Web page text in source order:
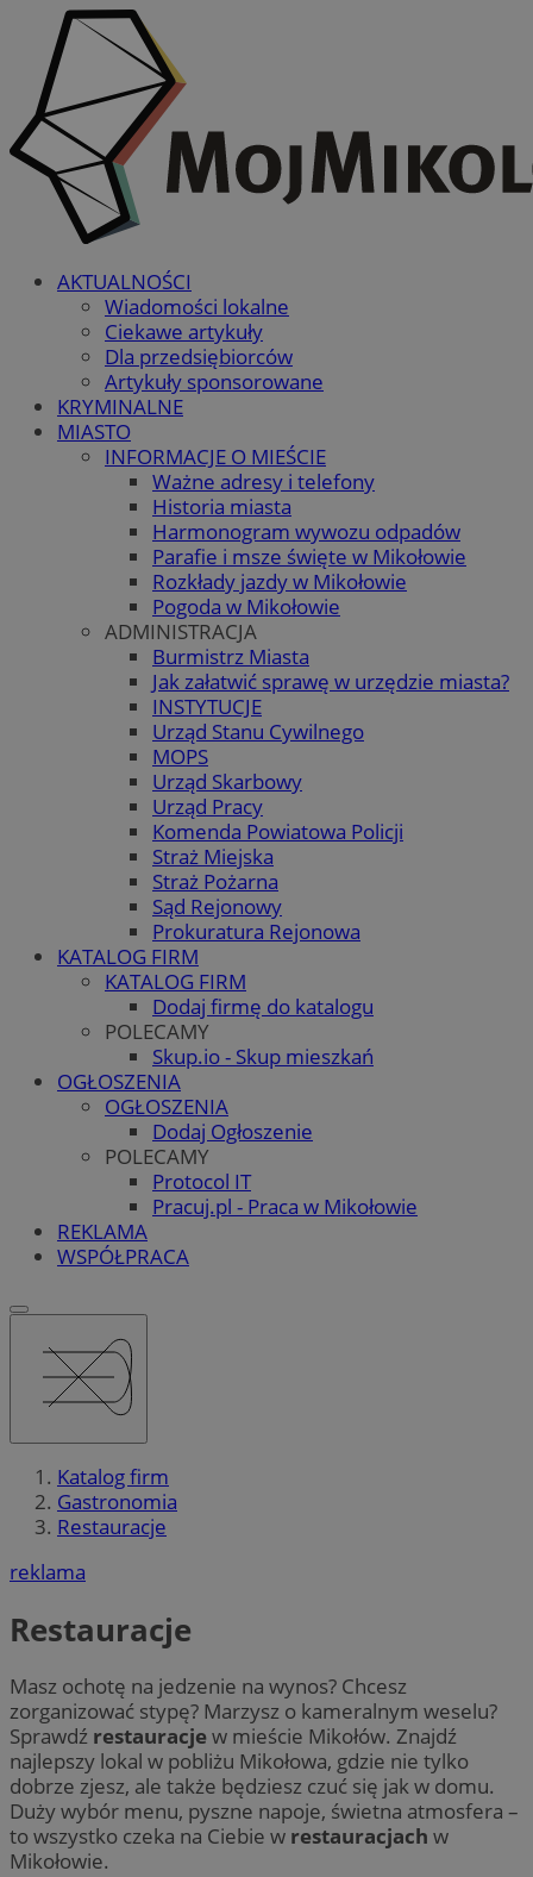
AKTUALNOŚCI
Wiadomości lokalne
Ciekawe artykuły
Dla przedsiębiorców
Artykuły sponsorowane
KRYMINALNE
MIASTO
INFORMACJE O MIEŚCIE
Ważne adresy i telefony
Historia miasta
Harmonogram wywozu odpadów
Parafie i msze święte w Mikołowie
Rozkłady jazdy w Mikołowie
Pogoda w Mikołowie
ADMINISTRACJA
Burmistrz Miasta
Jak załatwić sprawę w urzędzie miasta?
INSTYTUCJE
Urząd Stanu Cywilnego
MOPS
Urząd Skarbowy
Urząd Pracy
Komenda Powiatowa Policji
Straż Miejska
Straż Pożarna
Sąd Rejonowy
Prokuratura Rejonowa
KATALOG FIRM
KATALOG FIRM
Dodaj firmę do katalogu
POLECAMY
Skup.io - Skup mieszkań
OGŁOSZENIA
OGŁOSZENIA
Dodaj Ogłoszenie
POLECAMY
Protocol IT
Pracuj.pl - Praca w Mikołowie
REKLAMA
WSPÓŁPRACA
Katalog firm
Gastronomia
Restauracje
reklama
Restauracje
Masz ochotę na jedzenie na wynos? Chcesz
zorganizować stypę? Marzysz o kameralnym weselu?
Sprawdź restauracjew mieście Mikołów. Znajdź
najlepszy lokal w pobliżu Mikołowa, gdzie nie tylko
dobrze zjesz, ale także będziesz czuć się jak w domu.
Duży wybór menu, pyszne napoje, świetna atmosfera –
to wszystko czeka na Ciebie w restauracjach w
Mikołowie.